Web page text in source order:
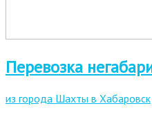
Перевозка
из города Шахты в Хабаровск